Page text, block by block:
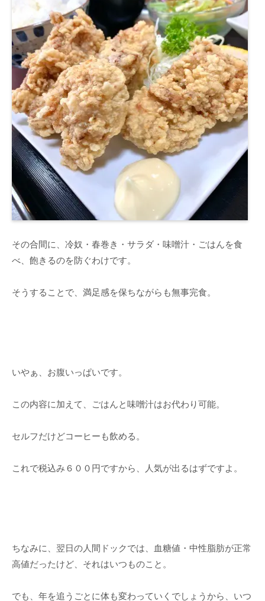
その合間に、冷奴・春巻き・サラダ・味噌汁・ごはんを食
べ、飽きるのを防ぐわけです。
そうすることで、満足感を保ちながらも無事完食。
いやぁ、お腹いっぱいです。
この内容に加えて、ごはんと味噌汁はお代わり可能。
セルフだけどコーヒーも飲める。
これで税込み６００円ですから、人気が出るはずですよ。
ちなみに、翌日の人間ドックでは、血糖値・中性脂肪が正常
高値だったけど、それはいつものこと。
でも、年を追うごとに体も変わっていくでしょうから、いつ